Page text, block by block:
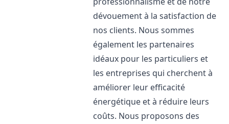
dévouement à la satisfaction de
nos clients. Nous sommes
également les partenaires
idéaux pour les particuliers et
les entreprises qui cherchent à
améliorer leur efficacité
énergétique et à réduire leurs
coûts. Nous proposons des